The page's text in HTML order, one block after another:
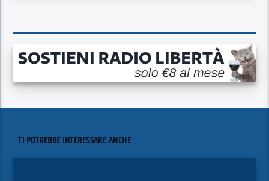
TI POTREBBE INTERESSARE ANCHE